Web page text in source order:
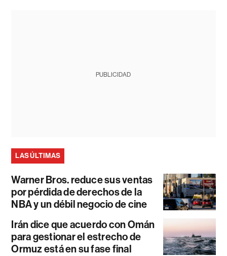
PUBLICIDAD
LAS ÚLTIMAS
Warner Bros. reduce sus ventas
por pérdida de derechos de la
NBA y un débil negocio de cine
Irán dice que acuerdo con Omán
para gestionar el estrecho de
Ormuz está en su fase final